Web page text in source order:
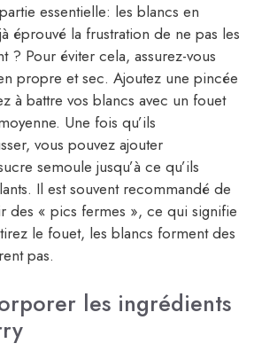
essentielle: les blancs en
éprouvé la frustration de ne pas les
? Pour éviter cela, assurez-vous
propre et sec. Ajoutez une pincée
à battre vos blancs avec un fouet
Une fois qu’ils
vous pouvez ajouter
semoule jusqu’à ce qu’ils
Il est souvent recommandé de
des « pics fermes », ce qui signifie
le fouet, les blancs forment des
pas.
les ingrédients